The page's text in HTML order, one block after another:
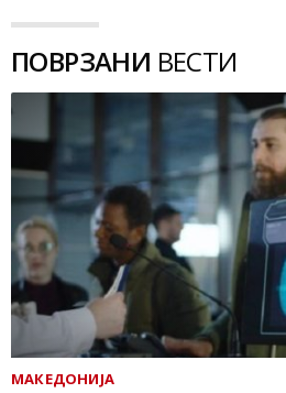
ПОВРЗАНИ ВЕСТИ
МАКЕДОНИЈА